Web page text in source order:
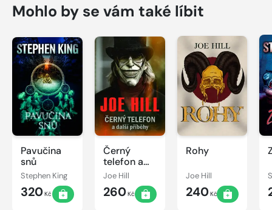
Mohlo by se vám také líbit
Pavučina
snů
Stephen King
320Kč
Černý
telefon a
další
příběhy
Joe Hill
260Kč
Rohy
Joe Hill
240Kč